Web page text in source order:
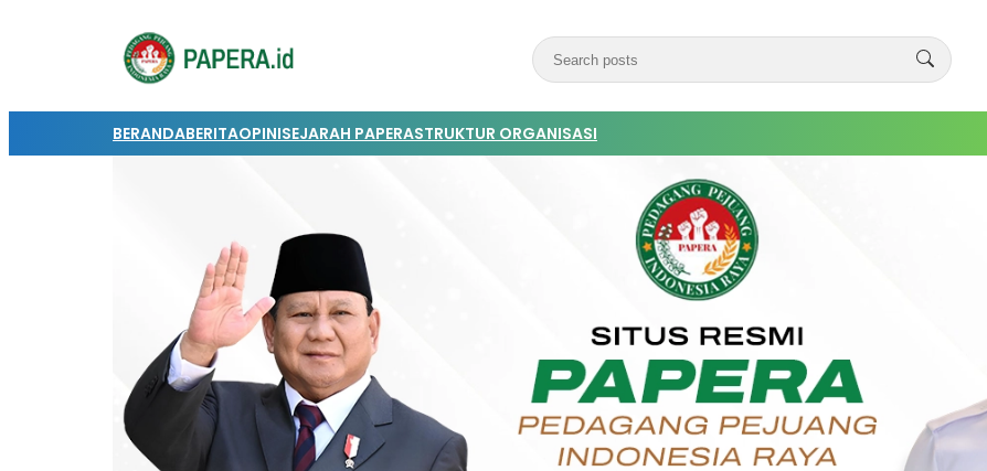
BERANDABERITAOPINISEJARAH PAPERASTRUKTUR ORGANISASI